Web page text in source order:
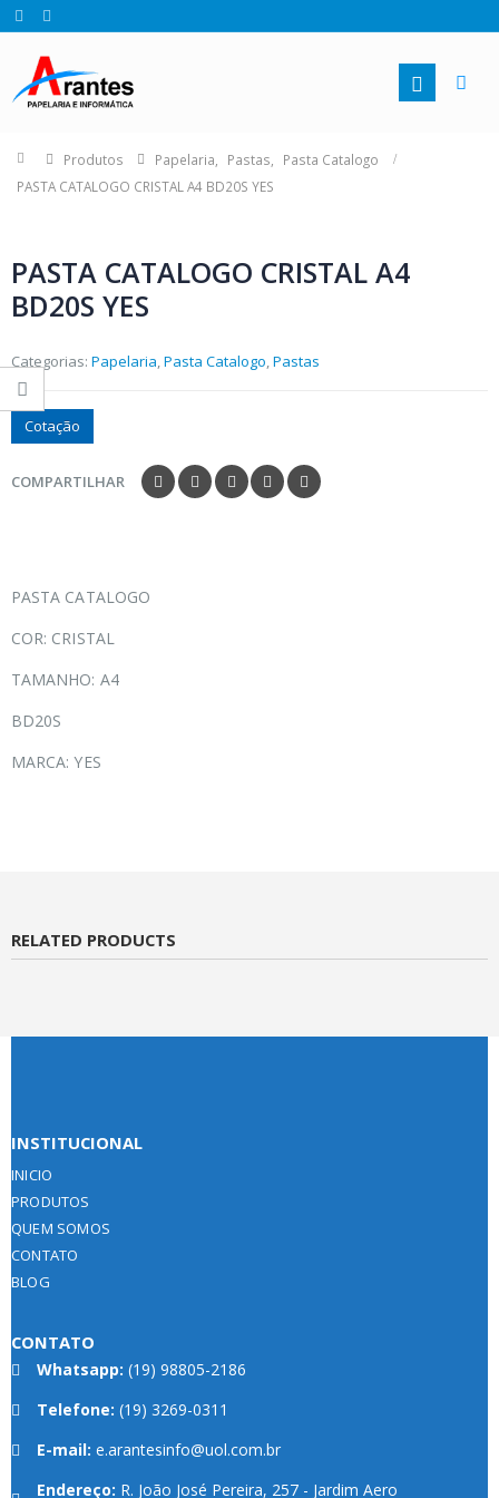
Produtos Papelaria Pastas
Pasta Catalogo
PASTA CATALOGO CRISTAL A4 BD20S YES
PASTA CATALOGO CRISTAL A4
BD20S YES
Categorias: Papelaria,Pasta Catalogo,Pastas
Cotação
COMPARTILHAR
PASTA CATALOGO
COR: CRISTAL
TAMANHO: A4
BD20S
MARCA: YES
RELATED PRODUCTS
INSTITUCIONAL
INICIO
PRODUTOS
QUEM SOMOS
CONTATO
BLOG
CONTATO
Whatsapp: (19) 98805-2186
Telefone: (19) 3269-0311
E-mail: e.arantesinfo@uol.com.br
Endereço: R. João José Pereira, 257 - Jardim Aero